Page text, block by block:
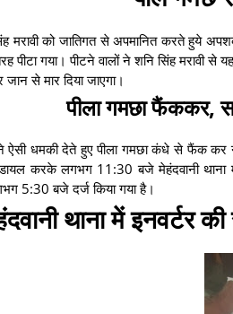
मरावी को जातिगत से अपमानित करते हुये
पीटा गया। पीटने वालों ने शनि सिंह मरावी
जान से मार दिया जाएगा।
पीला गमछा फैंककर,
ऐसी धमकी देते हुए पीला गमछा कंधे से फैंक कर
करके लगभग 11:30 बजे मेहंदवानी थाना में
5:30 बजे दर्ज किया गया है।
थाना में इनवर्टर